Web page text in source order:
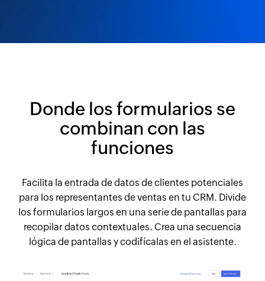
Donde los formularios se
combinan con las
funciones
Facilita la entrada de datos de clientes potenciales
para los representantes de ventas en tu CRM. Divide
los formularios largos en una serie de pantallas para
recopilar datos contextuales. Crea una secuencia
lógica de pantallas y codifícalas en el asistente.